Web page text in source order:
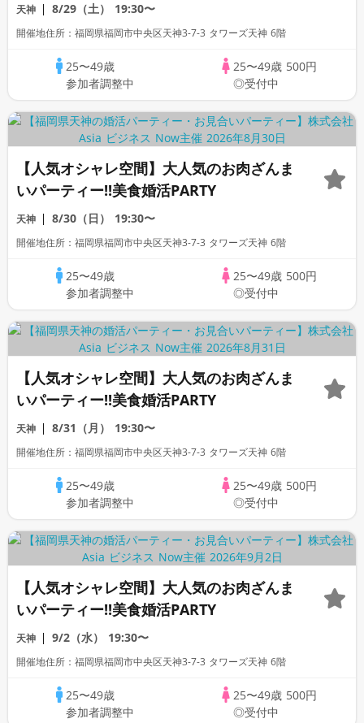
天神 8/29（土） 19:30〜
開催地住所：福岡県福岡市中央区天神3-7-3 タワーズ天神 6階
25〜49歳
参加者調整中
25〜49歳 500円
◎受付中
【人気オシャレ空間】大人気のお肉ざんま
いパーティー!!美食婚活PARTY
天神 8/30（日） 19:30〜
開催地住所：福岡県福岡市中央区天神3-7-3 タワーズ天神 6階
25〜49歳
参加者調整中
25〜49歳 500円
◎受付中
【人気オシャレ空間】大人気のお肉ざんま
いパーティー!!美食婚活PARTY
天神 8/31（月） 19:30〜
開催地住所：福岡県福岡市中央区天神3-7-3 タワーズ天神 6階
25〜49歳
参加者調整中
25〜49歳 500円
◎受付中
【人気オシャレ空間】大人気のお肉ざんま
いパーティー!!美食婚活PARTY
天神 9/2（水） 19:30〜
開催地住所：福岡県福岡市中央区天神3-7-3 タワーズ天神 6階
25〜49歳
参加者調整中
25〜49歳 500円
◎受付中